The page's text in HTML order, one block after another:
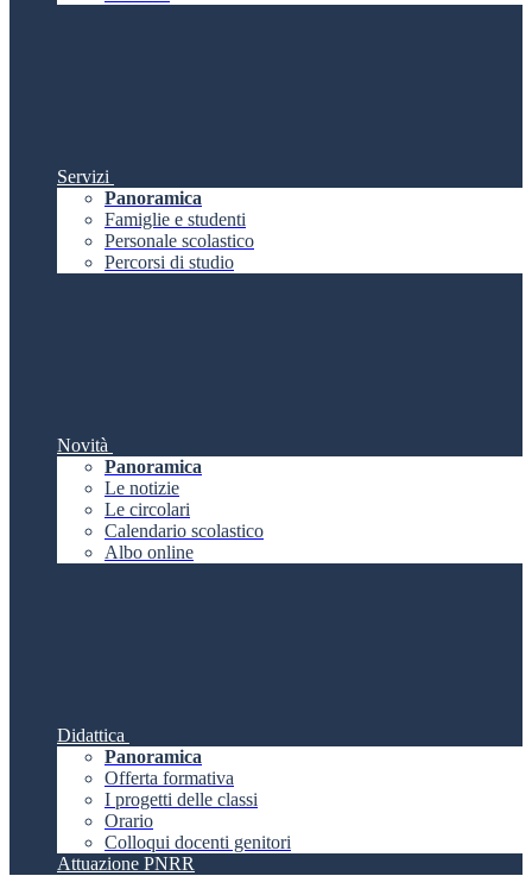
Servizi
Panoramica
Famiglie e studenti
Personale scolastico
Percorsi di studio
Novità
Panoramica
Le notizie
Le circolari
Calendario scolastico
Albo online
Didattica
Panoramica
Offerta formativa
I progetti delle classi
Orario
Colloqui docenti genitori
Attuazione PNRR